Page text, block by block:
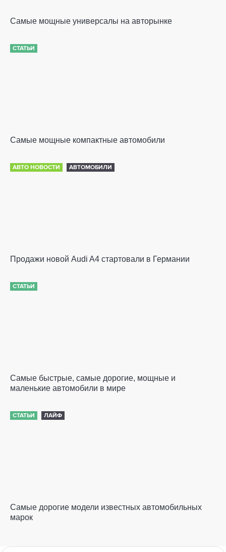
Самые мощные универсалы на авторынке
СТАТЬИ
Самые мощные компактные автомобили
АВТО НОВОСТИ АВТОМОБИЛИ
Продажи новой Audi A4 стартовали в Германии
СТАТЬИ
Самые быстрые, самые дорогие, мощные и
маленькие автомобили в мире
СТАТЬИ ЛАЙФ
Самые дорогие модели известных автомобильных
марок